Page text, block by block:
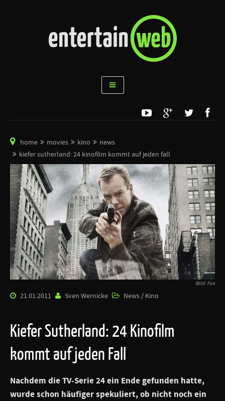
home movies kino
news
kiefer sutherland: 24 kinofilm kommt auf jeden fall
Bild: Fox
21.01.2011 Sven Wernicke News / Kino
Kiefer Sutherland: 24 Kinofilm
kommt auf jeden Fall
Nachdem die TV-Serie 24 ein Ende gefunden hatte,
wurde schon häufiger spekuliert, ob nicht noch ein